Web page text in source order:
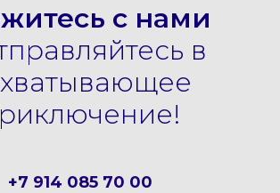
с нами
в
+7 914 085 70 00